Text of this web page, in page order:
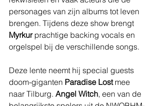
personages van zijn albums tot leven
brengen. Tijdens deze show brengt
Myrkur prachtige backing vocals en
orgelspel bij de verschillende songs.
Deze lente neemt hij special guests
doom-giganten Paradise Lost mee
naar Tilburg. Angel Witch, een van de